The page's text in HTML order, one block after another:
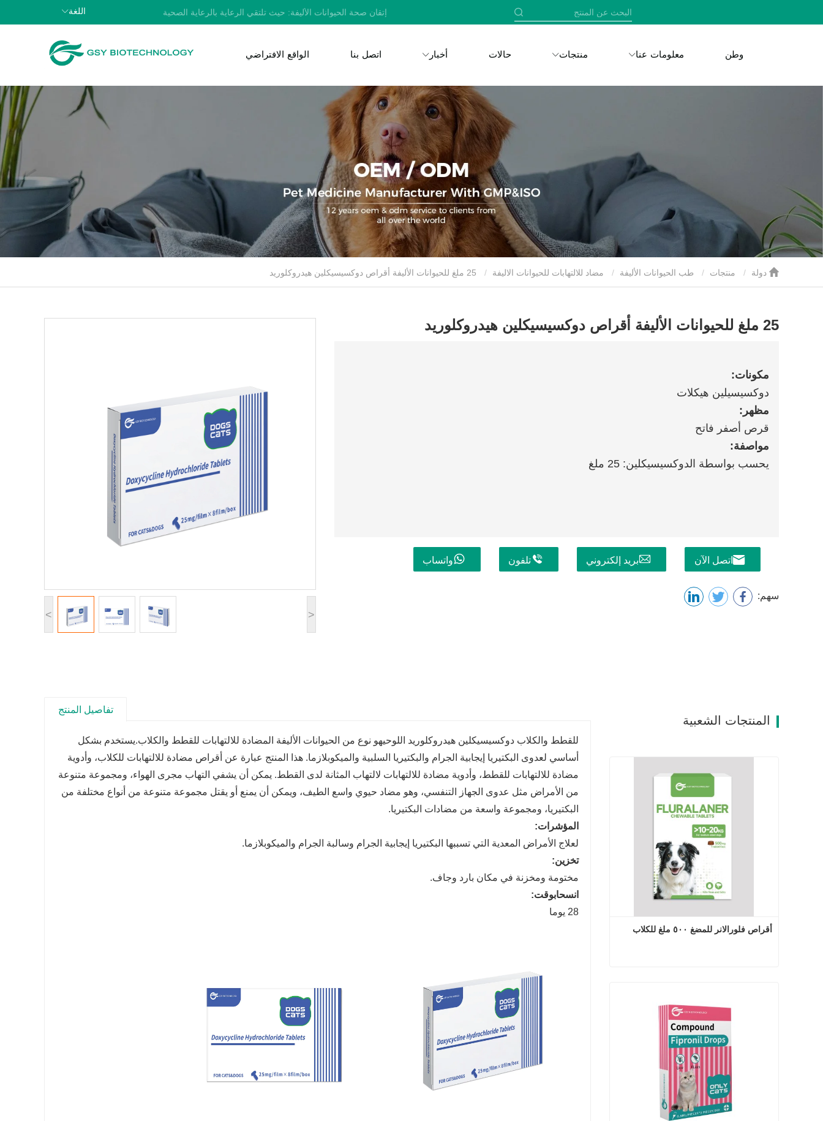
إتقان صحة الحيوانات الأليفة: حيث تلتقي الرعاية بالرعاية الصحية اللغة
وطن معلومات عنا منتجات حالات أخبار اتصل بنا الواقع الافتراضي
منتجات طب الحيوانات الأليفة مضاد للالتهابات للحيوانات الاليفة
< >
25 ملغ للحيوانات الأليفة أقراص دوكسيسيكلين هيدروكلوريد
مكونات:
دوكسيسيلين هيكلات
مظهر:
قرص أصفر فاتح
مواصفة:
يحسب بواسطة الدوكسيسيكلين: 25 ملغ
اتصل الآن بريد إلكتروني تلفون واتساب
سهم:
تفاصيل المنتج
للقطط والكلاب دوكسيسيكلين هيدروكلوريد اللوحيهو نوع من الحيوانات الأليفة المضادة للالتهابات للقطط والكلاب.يستخدم بشكل
أساسي لعدوى البكتيريا إيجابية الجرام والبكتيريا السلبية والميكوبلازما. هذا المنتج عبارة عن أقراص مضادة للالتهابات للكلاب، وأدوية
مضادة للالتهابات للقطط، وأدوية مضادة للالتهابات لالتهاب المثانة لدى القطط. يمكن أن يشفي التهاب مجرى الهواء، ومجموعة متنوعة
من الأمراض مثل عدوى الجهاز التنفسي، وهو مضاد حيوي واسع الطيف، ويمكن أن يمنع أو يقتل مجموعة متنوعة من أنواع مختلفة من
البكتيريا، ومجموعة واسعة من مضادات البكتيريا.
المؤشرات:
لعلاج الأمراض المعدية التي تسببها البكتيريا إيجابية الجرام وسالبة الجرام والميكوبلازما.
تخزين:
مختومة ومخزنة في مكان بارد وجاف.
انسحابوقت:
28 يوما
المنتجات الشعبية
أقراص فلورالانر للمضغ ٥٠٠ ملغ للكلاب
اتصل الآن